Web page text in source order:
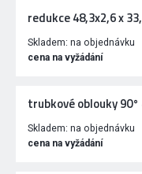
redukce 48,3x2,6 x
Skladem: na objednávku
cena na vyžádání
trubkové oblouky 90°
Skladem: na objednávku
cena na vyžádání